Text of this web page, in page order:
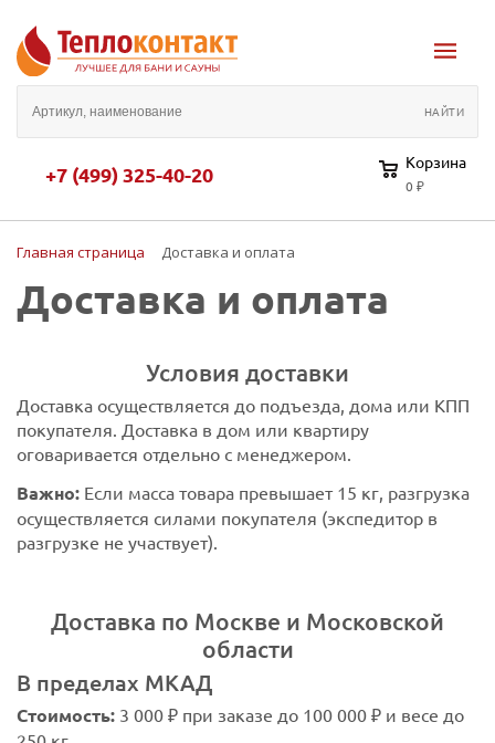
+7 (499) 325-40-20 Корзина
0 ₽
Главная страница Доставка и оплата
Доставка и оплата
Условия доставки
Доставка осуществляется до подъезда, дома или КПП
покупателя. Доставка в дом или квартиру
оговаривается отдельно с менеджером.
Важно: Если масса товара превышает 15 кг, разгрузка
осуществляется силами покупателя (экспедитор в
разгрузке не участвует).
Доставка по Москве и Московской
области
В пределах МКАД
Стоимость: 3 000 ₽ при заказе до 100 000 ₽ и весе до